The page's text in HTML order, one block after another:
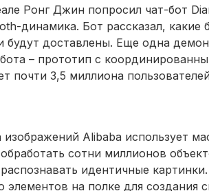
Ронг Джин попросил чат-бот
динамика. Бот рассказал, какие
будут доставлены. Еще одна
– прототип с
почти 3,5 миллиона
изображений Alibaba использует
сотни миллионов
идентичные
элементов на полке для создания